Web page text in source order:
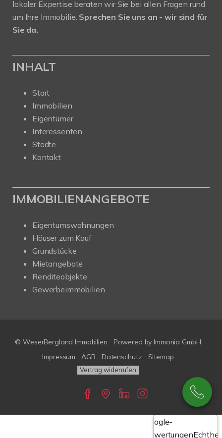
lokaler Expertise beraten wir Sie bei allen Fragen rund
um Ihre Immobilie. Sprechen Sie uns an - wir sind für
Sie da.
INHALT
Start
Immobilien
Eigentümer
Interessenten
Städte
Kontakt
IMMOBILIENANGEBOTE
Eigentumswohnungen
Häuser zum Kauf
Grundstücke
Mietangebote
Renditeobjekte
Gewerbeimmobilien
© WeserBergland Immobilien Powered by Immonia GmbH
Impressum
AGB Datenschutz Sitemap
Vertrag widerrufen
Google-
Bewertungen